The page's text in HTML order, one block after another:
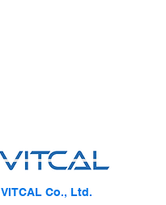
VITCAL Co., Ltd.